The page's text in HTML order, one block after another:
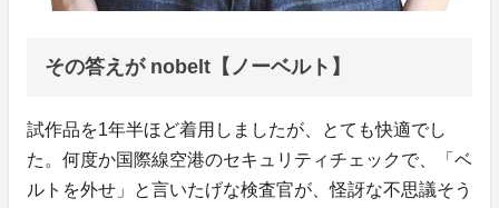
その答えが nobelt【ノーベルト】
試作品を1年半ほど着用しましたが、とても快適でし
た。何度か国際線空港のセキュリティチェックで、「ベ
ルトを外せ」と言いたげな検査官が、怪訝な不思議そう